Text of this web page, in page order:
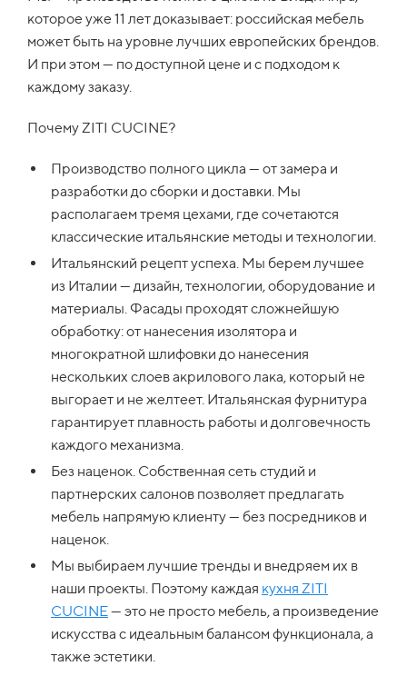
которое уже 11 лет доказывает: российская мебель
может быть на уровне лучших европейских брендов.
И при этом — по доступной цене и с подходом к
каждому заказу.
Почему ZITI CUCINE?
Производство полного цикла — от замера и
разработки до сборки и доставки. Мы
располагаем тремя цехами, где сочетаются
классические итальянские методы и технологии.
Итальянский рецепт успеха. Мы берем лучшее
из Италии — дизайн, технологии, оборудование и
материалы. Фасады проходят сложнейшую
обработку: от нанесения изолятора и
многократной шлифовки до нанесения
нескольких слоев акрилового лака, который не
выгорает и не желтеет. Итальянская фурнитура
гарантирует плавность работы и долговечность
каждого механизма.
Без наценок. Собственная сеть студий и
партнерских салонов позволяет предлагать
мебель напрямую клиенту — без посредников и
наценок.
Мы выбираем лучшие тренды и внедряем их в
наши проекты. Поэтому каждая кухня ZITI
CUCINE— это не просто мебель, а произведение
искусства с идеальным балансом функционала, а
также эстетики.